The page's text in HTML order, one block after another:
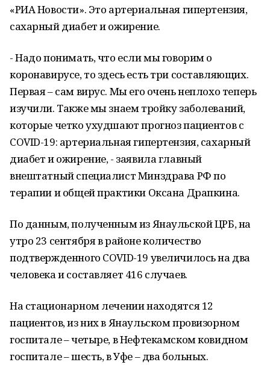
«РИА Новости». Это артериальная гипертензия,
сахарный диабет и ожирение.
- Надо понимать, что если мы говорим о
коронавирусе, то здесь есть три составляющих.
Первая – сам вирус. Мы его очень неплохо теперь
изучили. Также мы знаем тройку заболеваний,
которые четко ухудшают прогноз пациентов с
COVID-19: артериальная гипертензия, сахарный
диабет и ожирение, - заявила главный
внештатный специалист Минздрава РФ по
терапии и общей практики Оксана Драпкина.
По данным, полученным из Янаульской ЦРБ, на
утро 23 сентября в районе количество
подтвержденного COVID-19 увеличилось на два
человека и составляет 416 случаев.
На стационарном лечении находятся 12
пациентов, из них в Янаульском провизорном
госпитале – четыре, в Нефтекамском ковидном
госпитале – шесть, в Уфе – два больных.